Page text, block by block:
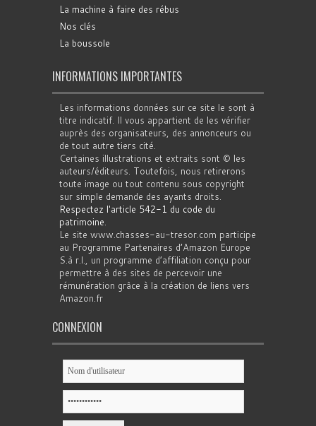
La machine à faire des rébus
Nos clés
La boussole
INFORMATIONS IMPORTANTES
Les informations données sur ce site le sont à
titre indicatif. Il vous appartient de les vérifier
auprès des organisateurs, des annonceurs ou
de tout autre tiers cité.
Certaines illustrations et extraits sont © les
auteurs/éditeurs. Toutefois, nous retirerons
toute image ou tout contenu sous copyright
sur simple demande des ayants droits.
Respectez l'article 542-1 du code du
patrimoine.
Le site www.chasses-au-tresor.com participe
au Programme Partenaires d’Amazon Europe
S.à r.l., un programme d’affiliation conçu pour
permettre à des sites de percevoir une
rémunération grâce à la création de liens vers
Amazon.fr
CONNEXION